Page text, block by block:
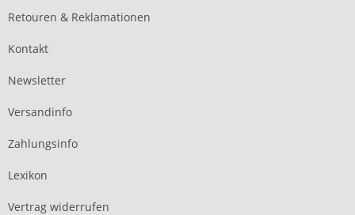
Retouren & Reklamationen
Kontakt
Newsletter
Versandinfo
Zahlungsinfo
Lexikon
Vertrag widerrufen